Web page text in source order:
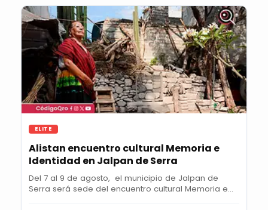
ELITE
Alistan encuentro cultural Memoria e
Identidad en Jalpan de Serra
Del 7 al 9 de agosto, el municipio de Jalpan de
Serra será sede del encuentro cultural Memoria e...